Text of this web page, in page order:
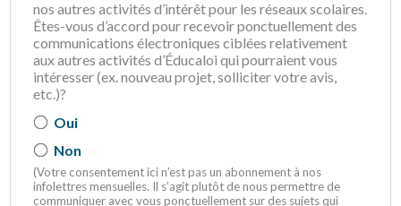
nos autres activités d’intérêt pour les réseaux scolaires.
Êtes-vous d’accord pour recevoir ponctuellement des
communications électroniques ciblées relativement
aux autres activités d’Éducaloi qui pourraient vous
intéresser (ex. nouveau projet, solliciter votre avis,
etc.)?
Oui
Non
(Votre consentement ici n’est pas un abonnement à nos
infolettres mensuelles. Il s’agit plutôt de nous permettre de
communiquer avec vous ponctuellement sur des sujets qui